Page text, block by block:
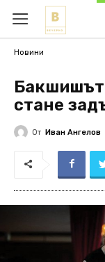
Новини
Бакшишът
стане
От Иван Ангелов